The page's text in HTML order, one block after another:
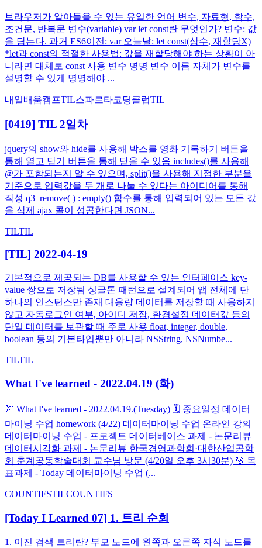
브라우저가 알아들을 수 있는 유일한 언어 변수, 자료형, 함수,
조건문, 반복문 변수(variable) var let const란 무엇인가? 변수: 값
을 담는다. 과거 ES6이전: var 오늘날: let const(상수, 재할당X)
*let과 const의 적절한 사용법: 값을 재할당해야 하는 상황이 아
니라면 대체로 const 사용 변수 명명 변수 이름 자체가 변수를
설명할 수 있게 명명해야 ...
내일배움캠프TIL스파르타코딩클럽TIL
[0419] TIL 2일차
jquery의 show와 hide를 사용해 박스를 영화 기록하기 버튼을
통해 열고 닫기 버튼을 통해 닫을 수 있음 includes()를 사용해
@가 포함되는지 알 수 있으며, split()을 사용해 지정한 부분을
기준으로 입력값을 두 개로 나눌 수 있다는 아이디어를 통해
작성 q3_remove( ) : empty() 함수를 통해 입력되어 있는 모든 값
을 삭제 ajax 콜이 성공한다면 JSON...
TILTIL
[TIL] 2022-04-19
기본적으로 제공되는 DB를 사용할 수 있는 인터페이스 key-
value 쌍으로 저장됨 싱글톤 패턴으로 설계되어 앱 전체에 단
하나의 인스턴스만 존재 대용량 데이터를 저장할 때 사용하지
않고 자동로그인 여부, 아이디 저장, 환경설정 데이터값 등의
단일 데이터를 보관할 때 주로 사용 float, integer, double,
boolean 등의 기본타입뿐만 아니라 NSString, NSNumbe...
TILTIL
What I've learned - 2022.04.19 (화)
🏹 What I've learned - 2022.04.19.(Tuesday) 🗓️ 중요일정 데이터
마이닝 수업 homework (4/22) 데이터마이닝 수업 온라인 강의
데이터마이닝 수업 - 프로젝트 데이터베이스 과제 - 논문리뷰
데이터시각화 과제 - 논문리뷰 한국경영과학회·대한산업공학
회 춘계공동학술대회 교수님 방문 (4/20일 오후 3시30분) 🎯 목
표과제 - Today 데이터마이닝 수업 (...
COUNTIFSTILCOUNTIFS
[Today I Learned 07] 1. 트리 순회
1. 이진 검색 트리란? 부모 노드에 왼쪽과 오른쪽 자식 노드를